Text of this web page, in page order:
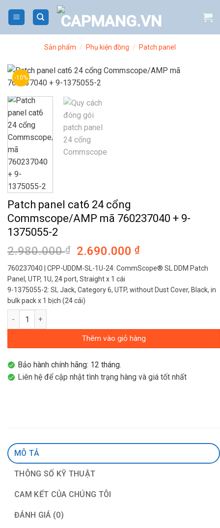
Sản phẩm / Phụ kiện đồng / Patch panel
-10%
Patch panel cat6 24 cổng
Commscope/AMP mã 760237040 + 9-
1375055-2
2.980.000₫
Giá
gốc
là:
2.980.000 ₫.
2.690.000₫Giá
hiện
tại
là:
760237040 | CPP-UDDM-SL-1U-24: CommScope® SL DDM Patch
Panel, UTP, 1U, 24 port, Straight x 1 cái
9-1375055-2: SL Jack, Category 6, UTP, without Dust Cover, Black, in
bulk pack x 1 bịch (24 cái)
Patch panel cat6 24 cổng Commscope/AMP mã 760237040 +
Thêm vào giỏ hàng
Bảo hành chính hãng: 12 tháng.
Liên hệ để cập nhật tình trạng hàng và giá tốt nhất
MÔ TẢ
THÔNG SỐ KỸ THUẬT
CAM KẾT CỦA CHÚNG TÔI
ĐÁNH GIÁ (0)